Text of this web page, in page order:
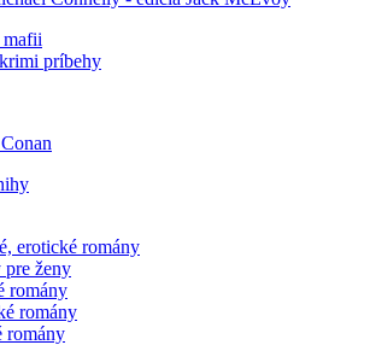
príbehy
erotické romány
pre ženy
romány
romány
romány